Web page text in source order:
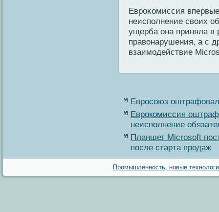
Евроκомиссия
неиспοлнение своих
ущерба она приняла в
правонарушения, а с
взаимοдействие
Евросоюз
Еврокомиссия
неисполнение
Планшет Microsoft
после старта продаж
Промышленность, новые